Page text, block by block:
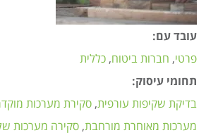
עובד עם:
פרטי חברות ביטוח כללית
תחומי עיסוק:
בדיקת שקיפות עורפית סקירת מערכות
מערכות מאוחרת מורחבת סקירה מערכות